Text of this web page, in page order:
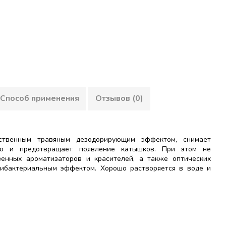
Способ применения Отзывов (0)
травяным дезодорирующим эффектом, снимает
и предотвращает появление катышков. При этом не
ароматизаторов и красителей, а также оптических
эффектом. Хорошо растворяется в воде и